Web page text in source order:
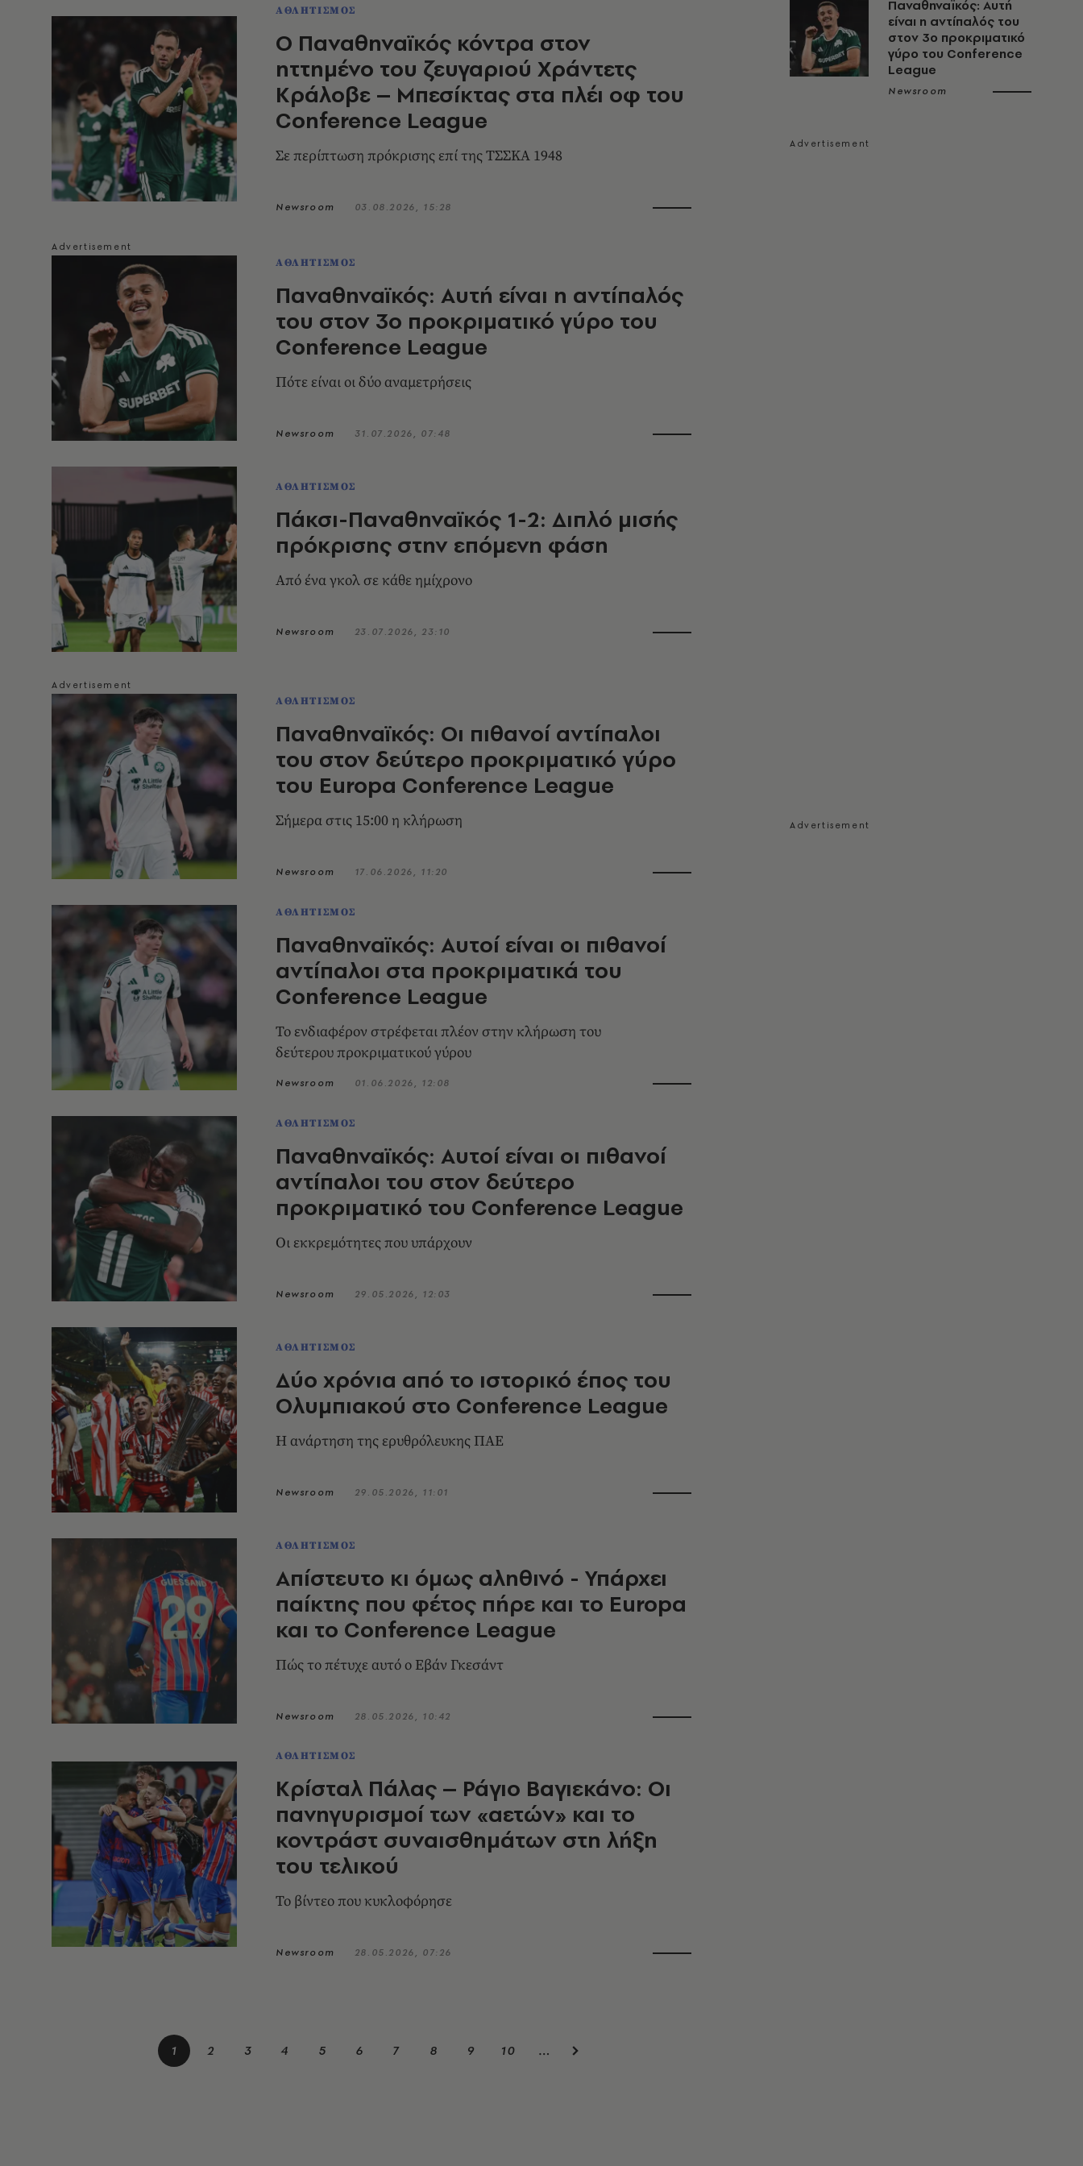
ΑΘΛΗΤΙΣΜΟΣ
Ο Παναθηναϊκός κόντρα στον
ηττημένο του ζευγαριού Χράντετς
Κράλοβε – Μπεσίκτας στα πλέι οφ του
Conference League
Σε περίπτωση πρόκρισης επί της ΤΣΣΚΑ 1948
Newsroom 03.08.2026, 15:28
ΑΘΛΗΤΙΣΜΟΣ
Παναθηναϊκός: Αυτή είναι η αντίπαλός
του στον 3ο προκριματικό γύρο του
Conference League
Πότε είναι οι δύο αναμετρήσεις
Newsroom 31.07.2026, 07:48
ΑΘΛΗΤΙΣΜΟΣ
Πάκσι-Παναθηναϊκός 1-2: Διπλό μισής
πρόκρισης στην επόμενη φάση
Από ένα γκολ σε κάθε ημίχρονο
Newsroom 23.07.2026, 23:10
ΑΘΛΗΤΙΣΜΟΣ
Παναθηναϊκός: Oι πιθανοί αντίπαλοι
του στον δεύτερο προκριματικό γύρο
του Europa Conference League
Σήμερα στις 15:00 η κλήρωση
Newsroom 17.06.2026, 11:20
ΑΘΛΗΤΙΣΜΟΣ
Παναθηναϊκός: Αυτοί είναι οι πιθανοί
αντίπαλοι στα προκριματικά του
Conference League
Το ενδιαφέρον στρέφεται πλέον στην κλήρωση του
δεύτερου προκριματικού γύρου
Newsroom 01.06.2026, 12:08
ΑΘΛΗΤΙΣΜΟΣ
Παναθηναϊκός: Αυτοί είναι οι πιθανοί
αντίπαλοι του στον δεύτερο
προκριματικό του Conference League
Οι εκκρεμότητες που υπάρχουν
Newsroom 29.05.2026, 12:03
ΑΘΛΗΤΙΣΜΟΣ
Δύο χρόνια από το ιστορικό έπος του
Ολυμπιακού στο Conference League
Η ανάρτηση της ερυθρόλευκης ΠΑΕ
Newsroom 29.05.2026, 11:01
ΑΘΛΗΤΙΣΜΟΣ
Απίστευτο κι όμως αληθινό - Υπάρχει
παίκτης που φέτος πήρε και το Europa
και το Conference League
Πώς το πέτυχε αυτό ο Εβάν Γκεσάντ
Newsroom 28.05.2026, 10:42
ΑΘΛΗΤΙΣΜΟΣ
Κρίσταλ Πάλας – Ράγιο Βαγιεκάνο: Οι
πανηγυρισμοί των «αετών» και το
κοντράστ συναισθημάτων στη λήξη
του τελικού
Το βίντεο που κυκλοφόρησε
Newsroom 28.05.2026, 07:26
1 2 3 4 5 6 7 8 9 10 …
Παναθηναϊκός: Αυτή
είναι η αντίπαλός του
στον 3ο προκριματικό
γύρο του Conference
League
Newsroom